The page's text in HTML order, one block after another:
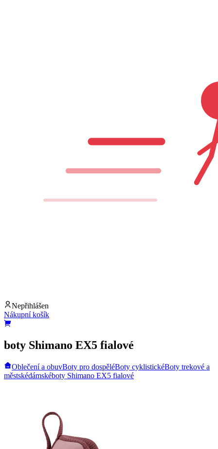
Nepřihlášen
Nákupní košík
boty Shimano EX5 fialové
Oblečení a obuvBoty pro dospěléBoty cyklistickéBoty trekové a
městskédámskéboty Shimano EX5 fialové